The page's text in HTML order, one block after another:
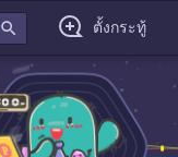
search ตั้งกระทู้